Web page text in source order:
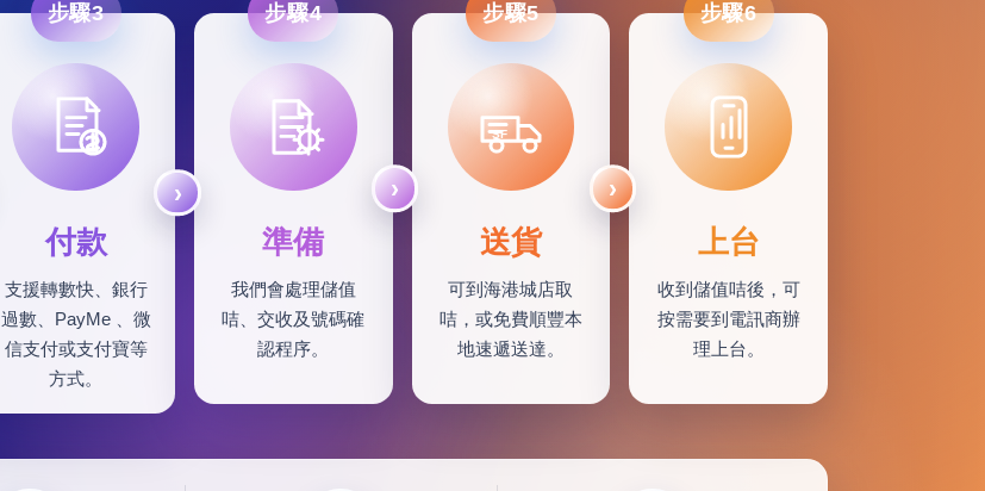
步驟3
付款
支援轉數快、銀行
過數、PayMe 、微
信支付或支付寶等
方式。
步驟4
準備
我們會處理儲值
咭、交收及號碼確
認程序。
步驟5
SF
送貨
可到海港城店取
咭，或免費順豐本
地速遞送達。
步驟6
上台
收到儲值咭後，可
按需要到電訊商辦
理上台。